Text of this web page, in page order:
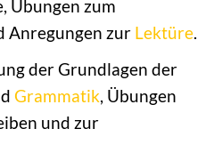
Übungen zum
Anregungen zur Lektüre.
der Grundlagen der
Grammatik, Übungen
und zur